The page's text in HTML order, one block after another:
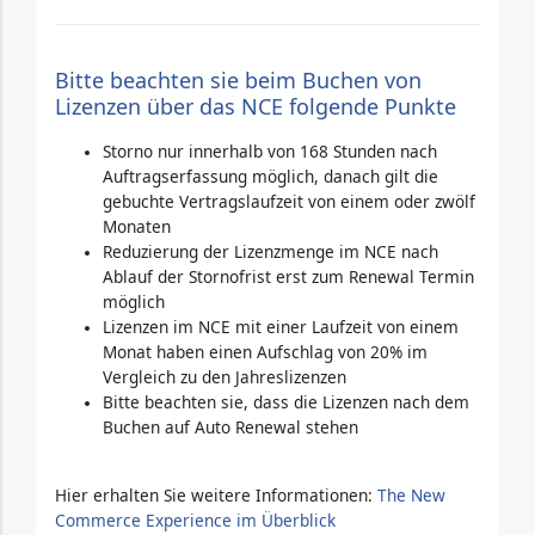
Bitte beachten sie beim Buchen von
Lizenzen über das NCE folgende Punkte
Storno nur innerhalb von 168 Stunden nach
Auftragserfassung möglich, danach gilt die
gebuchte Vertragslaufzeit von einem oder zwölf
Monaten
Reduzierung der Lizenzmenge im NCE nach
Ablauf der Stornofrist erst zum Renewal Termin
möglich
Lizenzen im NCE mit einer Laufzeit von einem
Monat haben einen Aufschlag von 20% im
Vergleich zu den Jahreslizenzen
Bitte beachten sie, dass die Lizenzen nach dem
Buchen auf Auto Renewal stehen
Hier erhalten Sie weitere Informationen: The New
Commerce Experience im Überblick